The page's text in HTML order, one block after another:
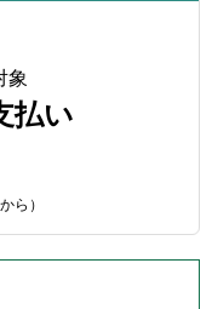
象
払い
ら）